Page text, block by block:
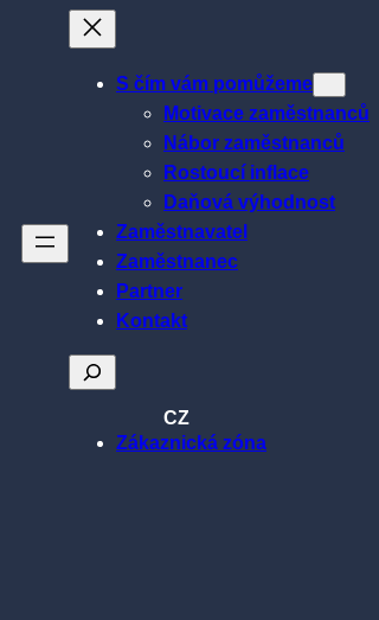
S čím vám pomůžeme
Motivace zaměstnanců
Nábor zaměstnanců
Rostoucí inflace
Daňová výhodnost
Zaměstnavatel
Zaměstnanec
Partner
Kontakt
Hledat
CZ
Zákaznická zóna